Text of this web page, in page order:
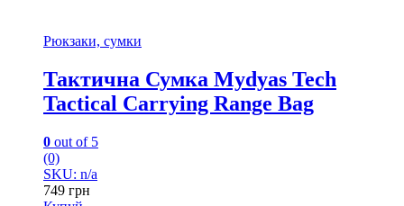
Рюкзаки, сумки
Тактична Сумка Mydyas Tech
Tactical Carrying Range Bag
0 out of 5
(0)
SKU: n/a
749 грн